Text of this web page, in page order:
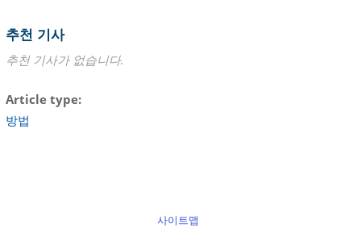
추천 기사
추천 기사가 없습니다.
Article type
방법
사이트맵